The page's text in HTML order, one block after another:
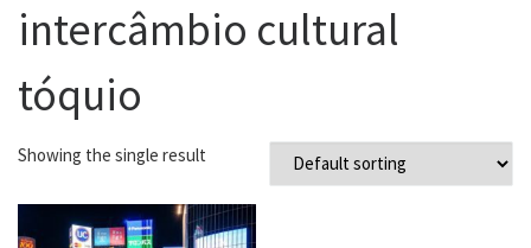
intercâmbio cultural
tóquio
Showing the single result